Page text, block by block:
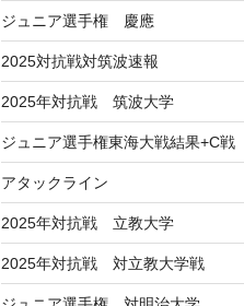
ジュニア選手権 慶應
2025対抗戦対筑波速報
2025年対抗戦 筑波大学
ジュニア選手権東海大戦結果+C戦
アタックライン
2025年対抗戦 立教大学
2025年対抗戦 対立教大学戦